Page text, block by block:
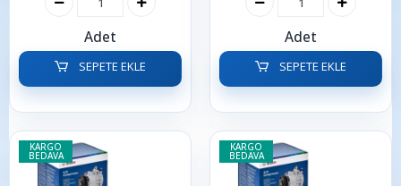
Adet
SEPETE EKLE
Adet
SEPETE EKLE
KARGO
BEDAVA
KARGO
BEDAVA